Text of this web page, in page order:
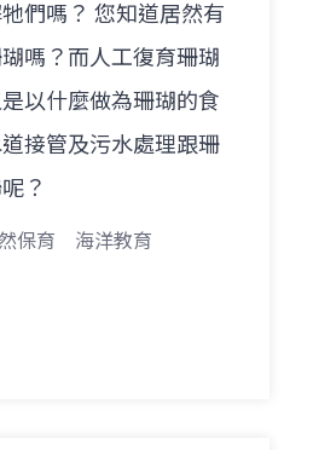
們嗎？ 您知道居然有
嗎？而人工復育珊瑚
以什麼做為珊瑚的食
接管及污水處理跟珊
？
保育 海洋教育